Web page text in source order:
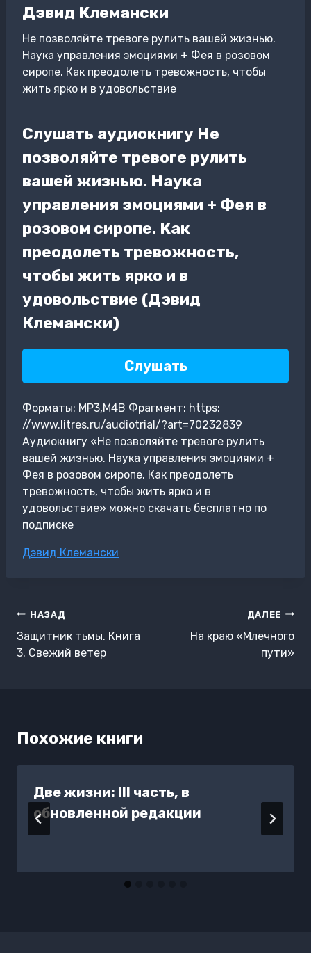
Дэвид Клемански
Не позволяйте тревоге рулить вашей жизнью.
Наука управления эмоциями + Фея в розовом
сиропе. Как преодолеть тревожность, чтобы
жить ярко и в удовольствие
Слушать аудиокнигу Не
позволяйте тревоге рулить
вашей жизнью. Наука
управления эмоциями + Фея в
розовом сиропе. Как
преодолеть тревожность,
чтобы жить ярко и в
удовольствие (Дэвид
Клемански)
Слушать
Форматы: MP3,M4B Фрагмент: https:
//www.litres.ru/audiotrial/?art=70232839
Аудиокнигу «Не позволяйте тревоге рулить
вашей жизнью. Наука управления эмоциями +
Фея в розовом сиропе. Как преодолеть
тревожность, чтобы жить ярко и в
удовольствие» можно скачать бесплатно по
подписке
Метки
Дэвид Клемански
Навигация
по
записям
НАЗАД
Защитник тьмы. Книга
3. Свежий ветер
ДАЛЕЕ
На краю «Млечного
пути»
Похожие книги
Две жизни: III часть, в
обновленной редакции